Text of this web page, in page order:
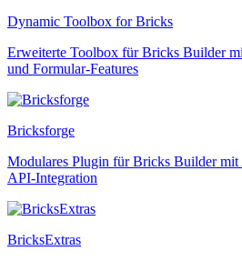
Dynamic Toolbox for Bricks
Erweiterte Toolbox für Bricks Builder
und Formular-Features
Bricksforge
Modulares Plugin für Bricks Builder mit
API-Integration
BricksExtras